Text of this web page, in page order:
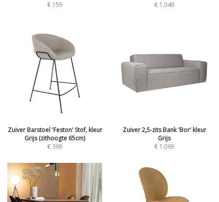
€ 159
€ 1.049
Zuiver Barstoel 'Feston' Stof, kleur
Grijs (zithoogte 65cm)
€369
Zuiver 2,5-zits Bank 'Bor' kleur
Grijs
€ 1.069